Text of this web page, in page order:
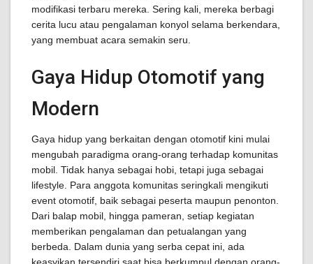
modifikasi terbaru mereka. Sering kali, mereka berbagi
cerita lucu atau pengalaman konyol selama berkendara,
yang membuat acara semakin seru.
Gaya Hidup Otomotif yang
Modern
Gaya hidup yang berkaitan dengan otomotif kini mulai
mengubah paradigma orang-orang terhadap komunitas
mobil. Tidak hanya sebagai hobi, tetapi juga sebagai
lifestyle. Para anggota komunitas seringkali mengikuti
event otomotif, baik sebagai peserta maupun penonton.
Dari balap mobil, hingga pameran, setiap kegiatan
memberikan pengalaman dan petualangan yang
berbeda. Dalam dunia yang serba cepat ini, ada